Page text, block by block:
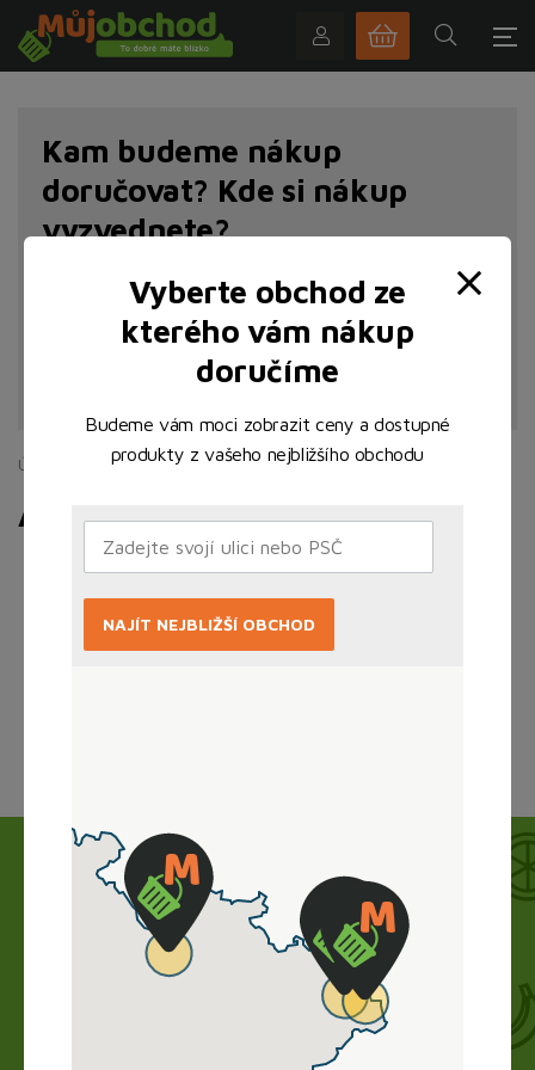
Kam budeme nákup
doručovat? Kde si nákup
vyzvednete?
Úvodní stránka Akční leták 31. 07. - 13. 08.
Akční leták 31. 07. - 13. 08.
Jak to funguje?
Nákup vyřídíte doma online, obchod zboží
připraví a vy si ho jen vyzvednete. Bez dlouhého
Vyberte obchod ze
kterého vám nákup
doručíme
Budeme vám moci zobrazit ceny a dostupné
produkty z vašeho nejbližšího obchodu
NAJÍT NEJBLIŽŠÍ OBCHOD